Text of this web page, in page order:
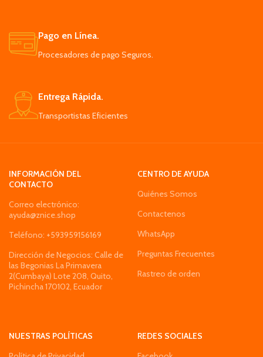
Pago en Línea.
Procesadores de pago Seguros.
Entrega Rápida.
Transportistas Eficientes
INFORMACIÓN DEL
CONTACTO
Correo electrónico:
ayuda@znice.shop
Teléfono: +593959156169
Dirección de Negocios: Calle de
las Begonias La Primavera
2(Cumbaya) Lote 208, Quito,
Pichincha 170102, Ecuador
CENTRO DE AYUDA
Quiénes Somos
Contactenos
WhatsApp
Preguntas Frecuentes
Rastreo de orden
NUESTRAS POLÍTICAS
REDES SOCIALES